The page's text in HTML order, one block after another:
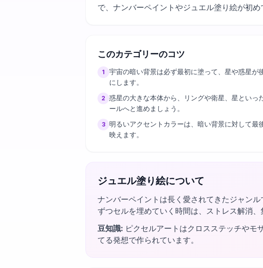
で、ナンバーペイントやジュエル塗り絵が初
このカテゴリーのコツ
1
宇宙の暗い背景は必ず最初に塗って、星や惑星が
にします。
2 惑星の大きな本体から、リングや衛星、星といっ
ールへと進めましょう。
3
明るいアクセントカラーは、暗い背景に対して最
映えます。
ジュエル塗り絵について
ナンバーペイントは長く愛されてきたジャン
ずつセルを埋めていく時間は、ストレス解消
豆知識: ピクセルアートはクロスステッチやモ
てる発想で作られています。